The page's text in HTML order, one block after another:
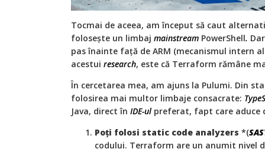
Tocmai de aceea, am început să caut
folosește un limbaj mainstream PowerShell.
pas înainte față de ARM (mecanismul intern
acestui research, este că Terraform rămâne
În cercetarea mea, am ajuns la Pulumi. Din
folosirea mai multor limbaje consacrate:
Java, direct în IDE-ul preferat, fapt care aduce
Poți folosi static code analyzers *(
codului. Terraform are un anumit